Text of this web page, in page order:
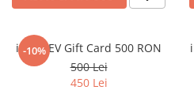
Mașini de Spălat Rufe
Roboți Aspirator
Roboți Geamuri
Tablete Unihertz
Telefoane Mobile Blackview
Tablete Blackview
Casti Audio Blackview
-10%
iHunt EV Gift Card 500 RON
500 Lei
450 Lei